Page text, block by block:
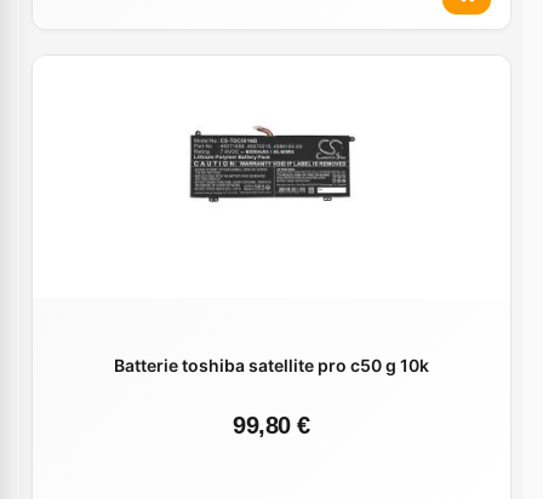
Batterie toshiba satellite pro c50 g 10k
99,80 €